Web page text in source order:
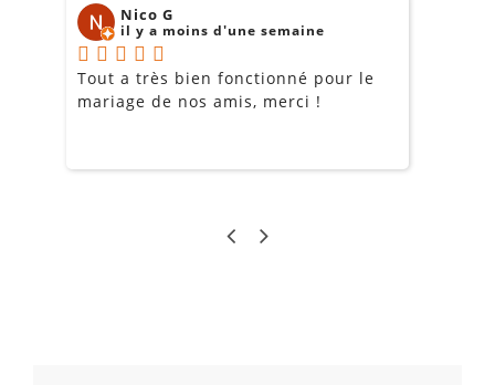
Nico G
il y a moins d'une semaine
Tout a très bien fonctionné pour le
mariage de nos amis, merci !